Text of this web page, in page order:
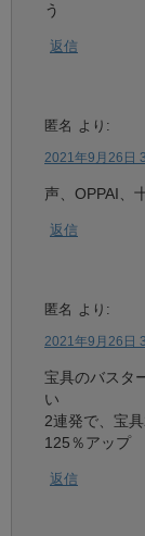
う
返信
匿名 より:
2021年9月26日
声、OPPAI、
返信
匿名 より:
2021年9月26日
宝具のバスタ
い
2連発で、宝
125％アップ
返信